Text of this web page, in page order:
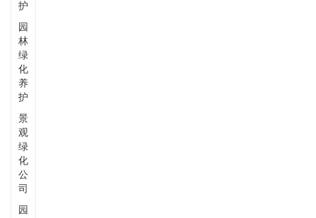
护
园
林
绿
化
养
护
景
观
绿
化
公
司
园